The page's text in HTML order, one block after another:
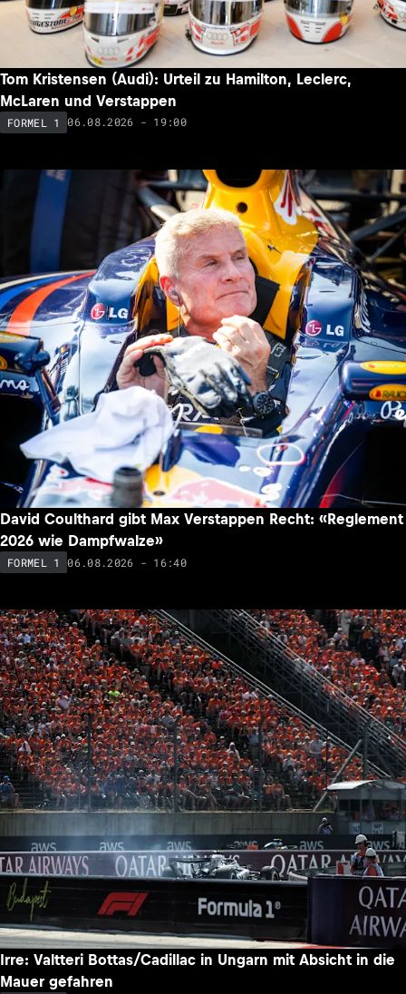
Tom Kristensen (Audi): Urteil zu Hamilton, Leclerc,
McLaren und Verstappen
FORMEL 1 06.08.2026 - 19:00
David Coulthard gibt Max Verstappen Recht: «Reglement
2026 wie Dampfwalze»
FORMEL 1 06.08.2026 - 16:40
Irre: Valtteri Bottas/Cadillac in Ungarn mit Absicht in die
Mauer gefahren